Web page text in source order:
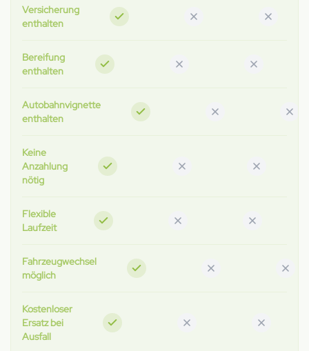
Versicherung
enthalten
Bereifung
enthalten
Autobahnvignette
enthalten
Keine
Anzahlung
nötig
Flexible
Laufzeit
Fahrzeugwechsel
möglich
Kostenloser
Ersatz bei
Ausfall